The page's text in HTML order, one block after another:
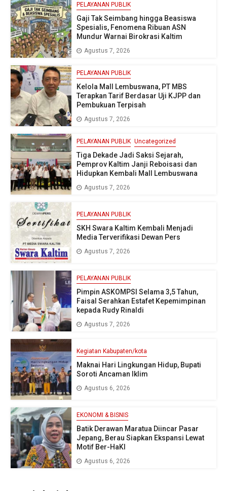
PELAYANAN PUBLIK
Gaji Tak Seimbang hingga Beasiswa
Spesialis, Fenomena Ribuan ASN
Mundur Warnai Birokrasi Kaltim
Agustus 7, 2026
PELAYANAN PUBLIK
Kelola Mall Lembuswana, PT MBS
Terapkan Tarif Berdasar Uji KJPP dan
Pembukuan Terpisah
Agustus 7, 2026
PELAYANAN PUBLIK Uncategorized
Tiga Dekade Jadi Saksi Sejarah,
Pemprov Kaltim Janji Reboisasi dan
Hidupkan Kembali Mall Lembuswana
Agustus 7, 2026
PELAYANAN PUBLIK
SKH Swara Kaltim Kembali Menjadi
Media Terverifikasi Dewan Pers
Agustus 7, 2026
PELAYANAN PUBLIK
Pimpin ASKOMPSI Selama 3,5 Tahun,
Faisal Serahkan Estafet Kepemimpinan
kepada Rudy Rinaldi
Agustus 7, 2026
Kegiatan Kabupaten/kota
Maknai Hari Lingkungan Hidup, Bupati
Soroti Ancaman Iklim
Agustus 6, 2026
EKONOMI & BISNIS
Batik Derawan Maratua Diincar Pasar
Jepang, Berau Siapkan Ekspansi Lewat
Motif Ber-HaKI
Agustus 6, 2026